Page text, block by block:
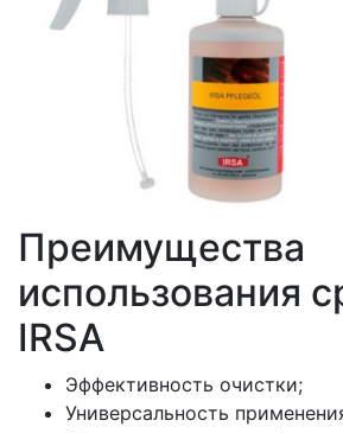
Преимущества
использования
IRSA
Эффективность очистки;
Универсальность